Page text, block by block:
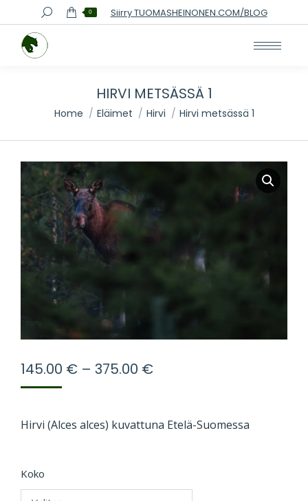
Search: 0 Siirry TUOMASHEINONEN.COM/BLOG
HIRVI METSÄSSÄ 1
You are here:
Home Eläimet Hirvi Hirvi metsässä 1
145.00 € – 375.00 €Hintaluokka:
375.00 €
Hirvi (Alces alces) kuvattuna Etelä-Suomessa
Koko